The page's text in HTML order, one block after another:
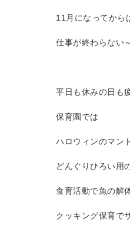
11月になってから
仕事が終わらない
平日も休みの日も
保育園では
ハロウィンのマン
どんぐりひろい用
食育活動で魚の解
クッキング保育で